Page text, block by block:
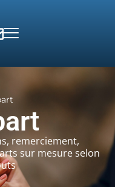
remerciement,
sur mesure selon